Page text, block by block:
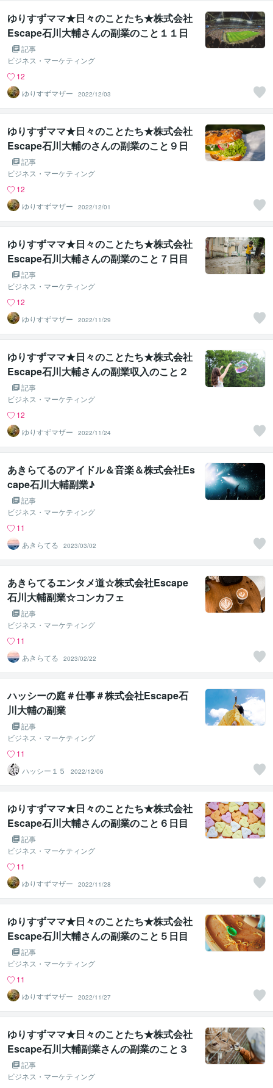
ゆりすずママ★日々のことたち★株式会社
Escape石川大輔さんの副業のこと１１日
目 記事
ビジネス・マーケティング
12
ゆりすずマザー
2022/12/03
ゆりすずママ★日々のことたち★株式会社
Escape石川大輔のさんの副業のこと９日
目 記事
ビジネス・マーケティング
12
ゆりすずマザー
2022/12/01
ゆりすずママ★日々のことたち★株式会社
Escape石川大輔さんの副業のこと７日目
記事
ビジネス・マーケティング
12
ゆりすずマザー
2022/11/29
ゆりすずママ★日々のことたち★株式会社
Escape石川大輔さんの副業収入のこと２
日目記事
ビジネス・マーケティング
12
ゆりすずマザー
2022/11/24
あきらてるのアイドル＆音楽＆株式会社Es
cape石川大輔副業♪
記事
ビジネス・マーケティング
11
あきらてる
2023/03/02
あきらてるエンタメ道☆株式会社Escape
石川大輔副業☆コンカフェ
記事
ビジネス・マーケティング
11
あきらてる
2023/02/22
ハッシーの庭＃仕事＃株式会社Escape石
川大輔の副業
記事
ビジネス・マーケティング
11
ハッシー１５
2022/12/06
ゆりすずママ★日々のことたち★株式会社
Escape石川大輔さんの副業のこと６日目
記事
ビジネス・マーケティング
11
ゆりすずマザー
2022/11/28
ゆりすずママ★日々のことたち★株式会社
Escape石川大輔さんの副業のこと５日目
記事
ビジネス・マーケティング
11
ゆりすずマザー
2022/11/27
ゆりすずママ★日々のことたち★株式会社
Escape石川大輔副業さんの副業のこと３
日目記事
ビジネス・マーケティング